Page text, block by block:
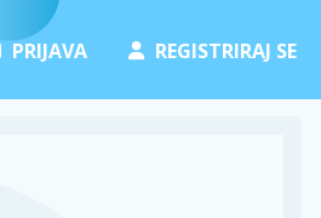
PRIJAVA REGISTRIRAJ SE